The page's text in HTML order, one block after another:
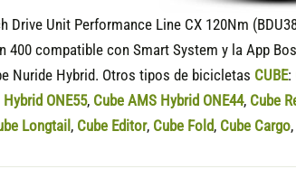
Drive Unit Performance Line CX 120Nm
400 compatiblecon Smart System y la App
Nuride Hybrid. Otros tipos de bicicletas CUBE:
ONE55, Cube AMS Hybrid ONE44, Cube
Longtail , Cube Editor, Cube Fold, Cube Cargo,